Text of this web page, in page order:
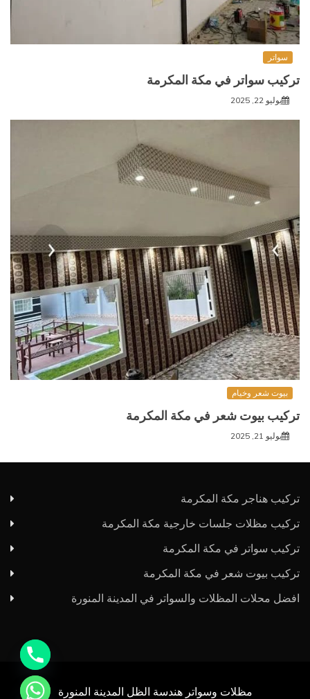
سواتر
تركيب سواتر في مكة المكرمة
يوليو 22, 2025
بيوت شعر وخيام
تركيب بيوت شعر في مكة المكرمة
يوليو 21, 2025
تركيب هناجر مكة المكرمة
تركيب مظلات جلسات خارجية مكة المكرمة
تركيب سواتر في مكة المكرمة
تركيب بيوت شعر في مكة المكرمة
افضل محلات المظلات والسواتر في المدينة المنورة
مظلات وسواتر هندسة الظل المدينة المنورة i
d
e
c